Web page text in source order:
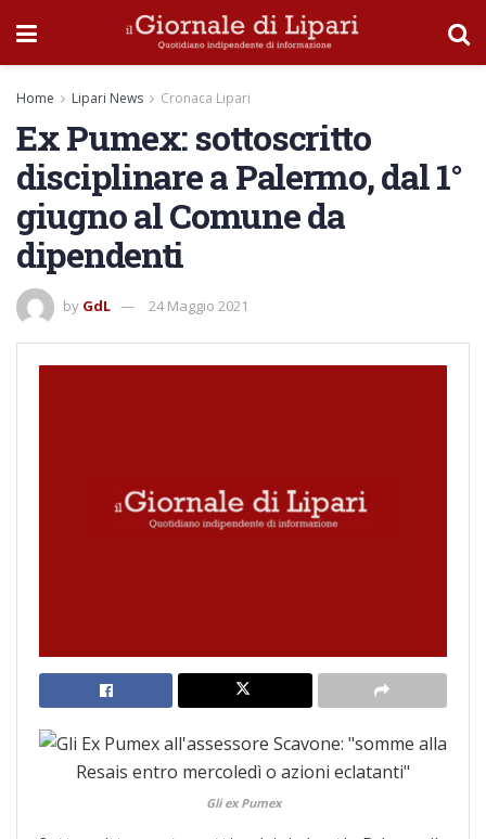
Home Lipari News Cronaca Lipari
Ex Pumex: sottoscritto
disciplinare a Palermo, dal 1°
giugno al Comune da
dipendenti
by GdL 24 Maggio 2021
Gli ex Pumex